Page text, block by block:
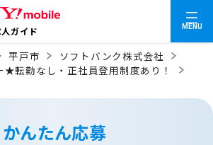
ガイド MENU
平戸市
ソフトバンク株式会社
★転勤なし・正社員登用制度あり！
かんたん応募